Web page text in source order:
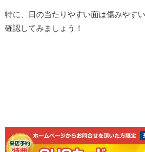
特に、日の当たりやすい面は傷みやす
確認してみましょう！